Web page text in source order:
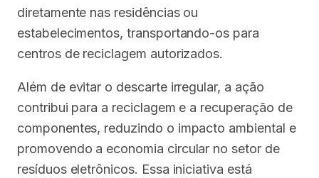
diretamente nas residências ou
estabelecimentos, transportando-os para
centros de reciclagem autorizados.
Além de evitar o descarte irregular, a ação
contribui para a reciclagem e a recuperação de
componentes, reduzindo o impacto ambiental e
promovendo a economia circular no setor de
resíduos eletrônicos. Essa iniciativa está